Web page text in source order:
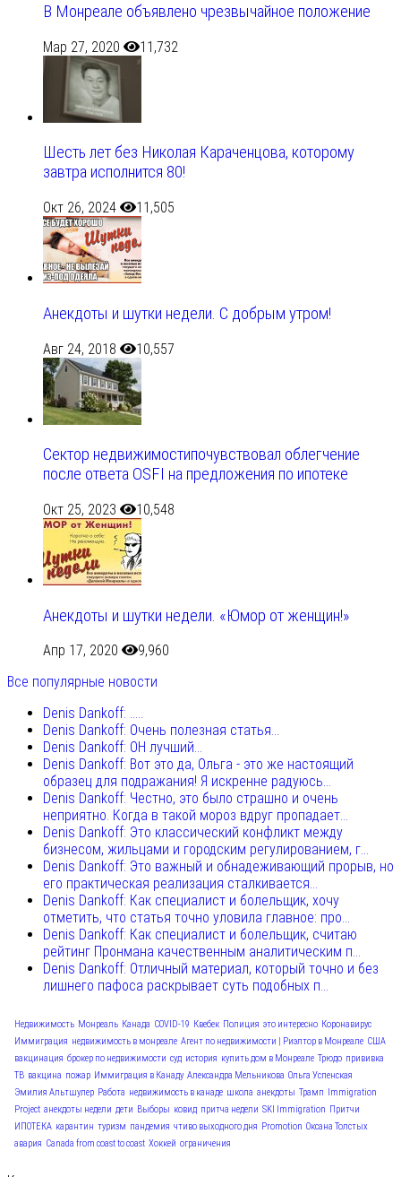
В Монреале объявлено чрезвычайное положение
Мар 27, 2020 11,732
Шесть лет без Николая Караченцова, которому
завтра исполнится 80!
Окт 26, 2024 11,505
Анекдоты и шутки недели. С добрым утром!
Авг 24, 2018 10,557
Сектор недвижимостипочувствовал облегчение
после ответа OSFI на предложения по ипотеке
Окт 25, 2023 10,548
Анекдоты и шутки недели. «Юмор от женщин!»
Апр 17, 2020
9,960
Все популярные новости
Denis Dankoff: .....
Denis Dankoff: Очень полезная статья...
Denis Dankoff: ОН лучший...
Denis Dankoff: Вот это да, Ольга - это же настоящий
образец для подражания! Я искренне радуюсь...
Denis Dankoff: Честно, это было страшно и очень
неприятно. Когда в такой мороз вдруг пропадает...
Denis Dankoff: Это классический конфликт между
бизнесом, жильцами и городским регулированием, г...
Denis Dankoff: Это важный и обнадеживающий прорыв, но
его практическая реализация сталкивается...
Denis Dankoff: Как специалист и болельщик, хочу
отметить, что статья точно уловила главное: про...
Denis Dankoff: Как специалист и болельщик, считаю
рейтинг Пронмана качественным аналитическим п...
Denis Dankoff: Отличный материал, который точно и без
лишнего пафоса раскрывает суть подобных п...
Недвижимость Монреаль Канада COVID-19 Квебек Полиция это интересно Коронавирус
Иммиграция недвижимость в монреале Агент по недвижимости | Риэлтор в Монреале США
вакцинация брокер по недвижимости суд история купить дом в Монреале Трюдо прививка
ТВ вакцина пожар Иммиграция в Канаду Александра Мельникова Ольга Успенская
Эмилия Альтшулер Работа недвижимость в канаде школа анекдоты Трамп
Immigration
Project анекдоты недели дети Выборы ковид притча недели SKI Immigration Притчи
ИПОТЕКА карантин туризм пандемия чтиво выходного дня Promotion Оксана Толстых
авария Canada from coast to coast Хоккей ограничения